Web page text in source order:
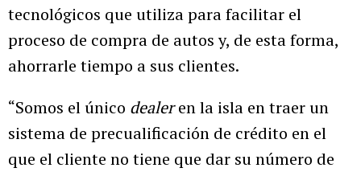
tecnológicos que utiliza para facilitar el
proceso de compra de autos y, de esta forma,
ahorrarle tiempo a sus clientes.
“Somos el único dealeren la isla en traer un
sistema de precualificación de crédito en el
que el cliente no tiene que dar su número de